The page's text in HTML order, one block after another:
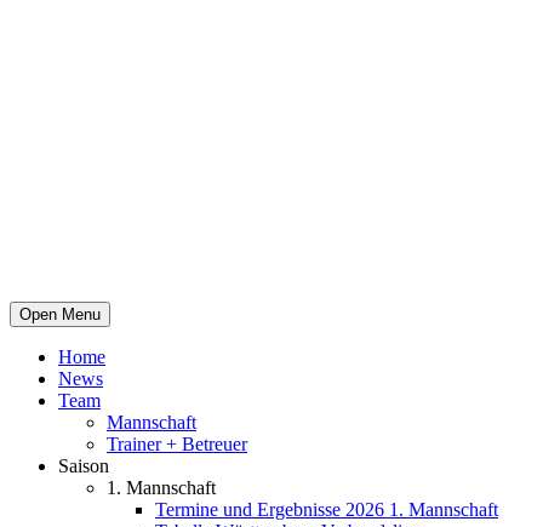
Open Menu
Home
News
Team
Mannschaft
Trainer + Betreuer
Saison
1. Mannschaft
Termine und Ergebnisse 2026 1. Mannschaft